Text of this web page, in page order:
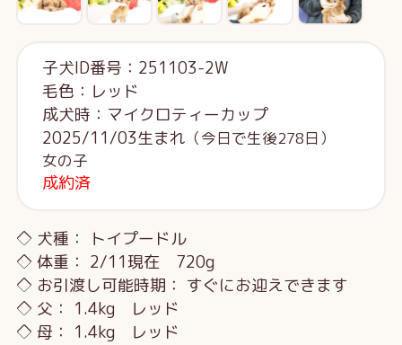
子犬ID番号：251103-2W
毛色：レッド
成犬時：マイクロティーカップ
2025/11/03生まれ （今日で生後278日）
女の子
成約済
◇ 犬種： トイプードル
◇ 体重： 2/11現在 720g
◇ お引渡し可能時期： すぐにお迎えできます
◇ 父： 1.4kg レッド
◇ 母： 1.4kg レッド